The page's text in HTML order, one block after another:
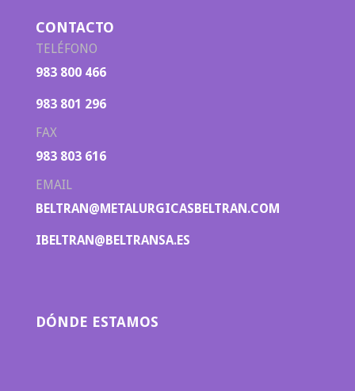
CONTACTO
TELÉFONO
983 800 466
983 801 296
FAX
983 803 616
EMAIL
BELTRAN@METALURGICASBELTRAN.COM
IBELTRAN@BELTRANSA.ES
DÓNDE ESTAMOS